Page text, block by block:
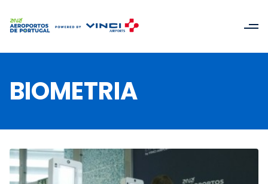
BIOMETRIA